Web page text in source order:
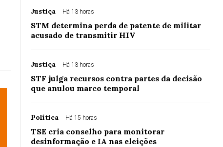
Justiça Há 13 horas
STM determina perda de patente de militar
acusado de transmitir HIV
Justiça Há 13 horas
STF julga recursos contra partes da decisão
que anulou marco temporal
Política Há 15 horas
TSE cria conselho para monitorar
desinformação e IA nas eleições